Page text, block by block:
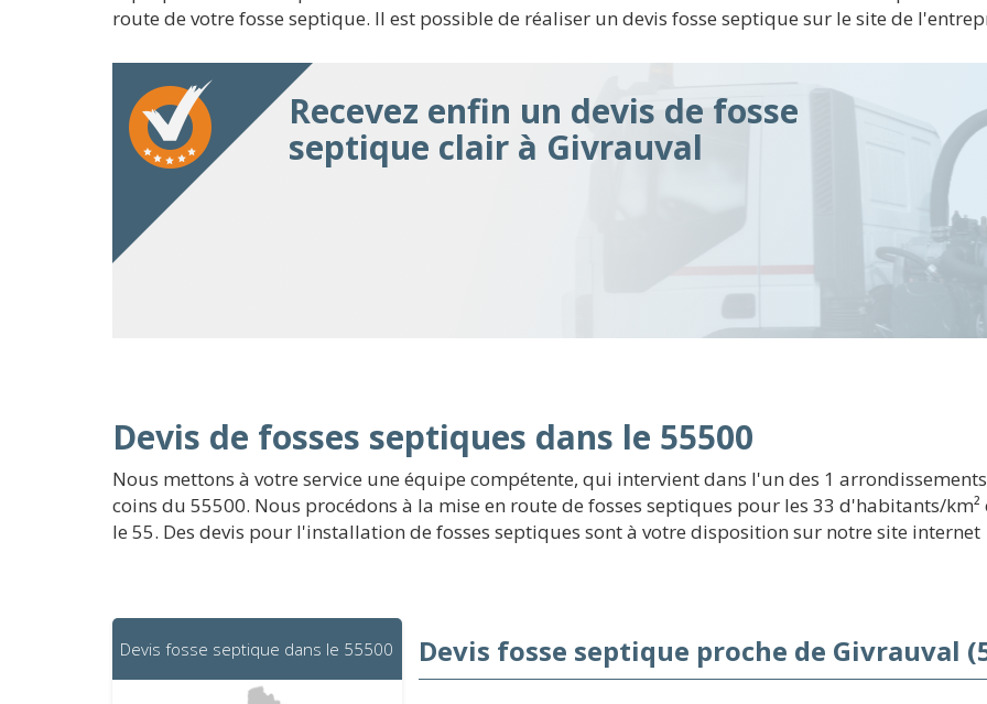
route de votre fosse septique. Il est possible de réaliser un devis fosse septique sur le site de
Recevez enfin un devis de fosse
septique clair à Givrauval
Devis de fosses septiques dans le 55500
Nous mettons à votre service une équipe compétente, qui intervient dans l'un des 1
coins du 55500. Nous procédons à la mise en route de fosses septiques pour les 33 d'habitants/
le 55. Des devis pour l'installation de fosses septiques sont à votre disposition sur notre site internet
Devis fosse septique dans le 55500 Devis fosse septique proche de Givrauval